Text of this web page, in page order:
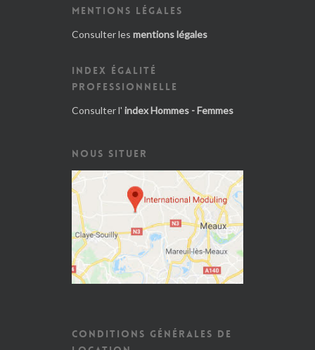
MENTIONS LÉGALES
Consulter les mentions légales
INDEX ÉGALITÉ
PROFESSIONNELLE
Consulter l' index Hommes - Femmes
NOUS SITUER
CONDITIONS GÉNÉRALES DE